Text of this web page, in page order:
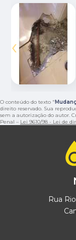
‹
O conteúdo do texto "
direito reservado. Sua
sem a autorização do autor.
Penal – Lei 9610/98 - Lei de
Rua